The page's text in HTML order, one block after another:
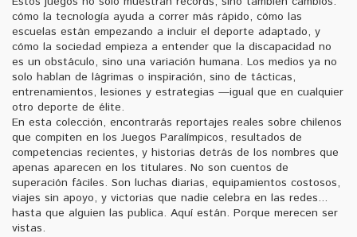
cómo la tecnología ayuda a correr más rápido, cómo las
escuelas están empezando a incluir el deporte adaptado, y
cómo la sociedad empieza a entender que la discapacidad no
es un obstáculo, sino una variación humana. Los medios ya no
solo hablan de lágrimas o inspiración, sino de tácticas,
entrenamientos, lesiones y estrategias —igual que en cualquier
otro deporte de élite.
En esta colección, encontrarás reportajes reales sobre chilenos
que compiten en los Juegos Paralímpicos, resultados de
competencias recientes, y historias detrás de los nombres que
apenas aparecen en los titulares. No son cuentos de
superación fáciles. Son luchas diarias, equipamientos costosos,
viajes sin apoyo, y victorias que nadie celebra en las redes...
hasta que alguien las publica. Aquí están. Porque merecen ser
vistas.